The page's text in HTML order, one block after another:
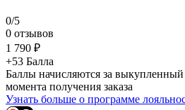
0/5
0 отзывов
1 790 ₽
+53 Балла
Баллы начисляются за выкупленный
момента получения заказа
Узнать больше о программе